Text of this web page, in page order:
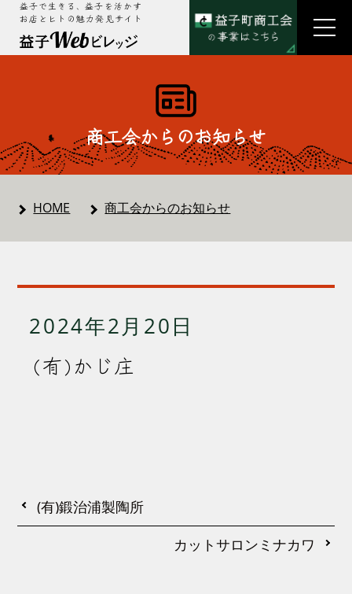
益子で生きる、益子を活かす
お店とヒトの魅力発見サイト
商工会からのお知らせ
HOME 商工会からのお知らせ
2024年2月20日
(有)かじ庄
(有)鍛治浦製陶所
カットサロンミナカワ